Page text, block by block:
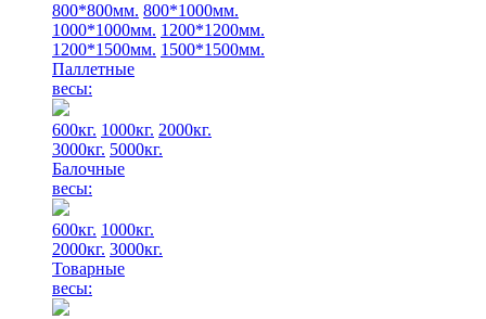
800*800мм. 800*1000мм.
1000*1000мм. 1200*1200мм.
1200*1500мм. 1500*1500мм.
Паллетные
весы:
600кг. 1000кг. 2000кг.
3000кг. 5000кг.
Балочные
весы:
600кг. 1000кг.
2000кг. 3000кг.
Товарные
весы: